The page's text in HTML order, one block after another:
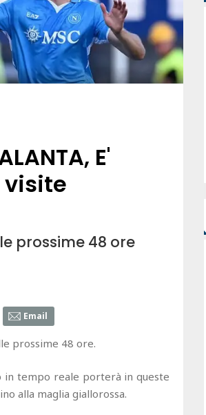
E'
visite
prossime 48 ore
Email
prossime 48 ore.
in tempo reale porterà in queste
alla maglia giallorossa.